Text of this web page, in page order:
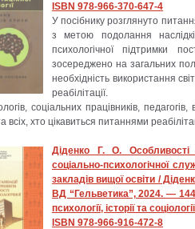
ISBN 978-966-370-647-4
У посібнику розглянуто
з метою подолання
психологічної підтримки
зосереджено на загальних
необхідність використання
реабілітації.
соціальних працівників,
всіх, хто цікавиться питаннями
Діденко Г. О. Особливості
соціально-психологічної
закладів вищої освіти /
ВД “Гельветика”, 2024. —
психології, історії та
ISBN 978-966-916-472-8